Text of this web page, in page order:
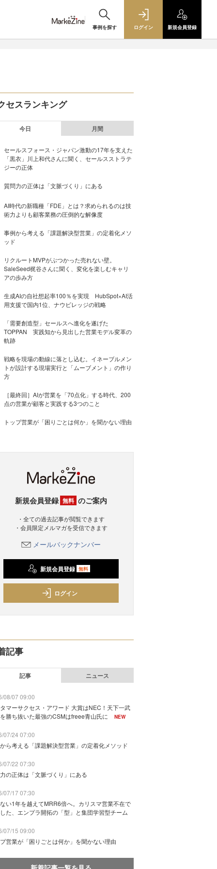
事例を探す ログイン 新規会員登録
セスランキング
今日 月間
セールスフォース・ジャパン激動の17年を支えた
「黒衣」川上和代さんに聞く、セールスストラテ
ジーの正体
質問力の正体は「文脈づくり」にある
AI時代の新職種「FDE」とは？求められるのは技
術力よりも顧客業務の圧倒的な解像度
事例から考える「課題解決型営業」の定着化メソ
ッド
リクルートMVPがぶつかった売れない壁。
SaleSeed梶谷さんに聞く、変化を楽しむキャリ
アの歩み方
生成AIの自社想起率100％を実現 HubSpot×AI活
用支援で国内1位、ナウビレッジの戦略
「需要創造型」セールスへ進化を遂げた
TOPPAN 実践知から見出した営業モデル変革の
軌跡
戦略を現場の動線に落とし込む。イネーブルメン
トが設計する現場実行と「ムーブメント」の作り
方
［最終回］AIが営業を「70点化」する時代、200
点の営業が顧客と実践する3つのこと
トップ営業が「困りごとは何か」を聞かない理由
新規会員登録 無料 のご案内
・全ての過去記事が閲覧できます
・会員限定メルマガを受信できます
メールバックナンバー
新規会員登録 無料
ログイン
記事
記事 ニュース
08/07 09:00
マーサクセス・アワード 大賞はNEC！天下一武
勝ち抜いた最強のCSMはfreee青山氏に
NEW
07/24 07:00
ら考える「課題解決型営業」の定着化メソッド
07/22 07:30
の正体は「文脈づくり」にある
07/17 07:30
い1年を越えてMRR6倍へ。カリスマ営業不在で
た、エンプラ開拓の「型」と集団学習型チーム
07/15 09:00
営業が「困りごとは何か」を聞かない理由